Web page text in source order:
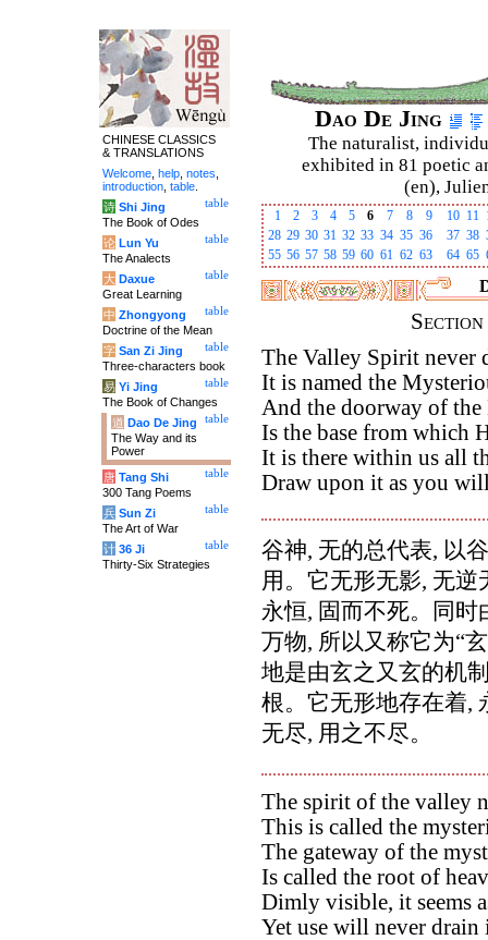
Dao De Jing
The naturalist,
exhibited in 81 poetic
(en),
1 2 3 4 5 6 7 8 9 10 11
28 29 30 31 32 33 34 35 36 37 38
55 56 57 58 59 60 61 62 63 64 65
Section
The Valley Spirit never
It is named the
And the doorway of
Is the base from which
It is there within us all
Draw upon it as you
谷神, 无的总代表, 以
用。它无形无影, 无逆
永恒, 固而不死。同
万物, 所以又称它为“
地是由玄之又玄的机
根。它无形地存在着,
无尽, 用之不尽。
The spirit of the valley
This is called the
The gateway of the
Is called the root of
Dimly visible, it seems
Yet use will never drain
CHINESE CLASSICS
& TRANSLATIONS
Welcome help notes
introduction table
table
诗 Shi Jing
The Book of Odes
table
论 Lun Yu
The Analects
table
大 Daxue
Great Learning
table
中 Zhongyong
Doctrine of the Mean
table
字 San Zi Jing
Three-characters book
table
易 Yi Jing
The Book of Changes
table
道 Dao De Jing
The Way and its
Power
table
唐 Tang Shi
300 Tang Poems
table
兵 Sun Zi
The Art of War
table
计 36 Ji
Thirty-Six Strategies